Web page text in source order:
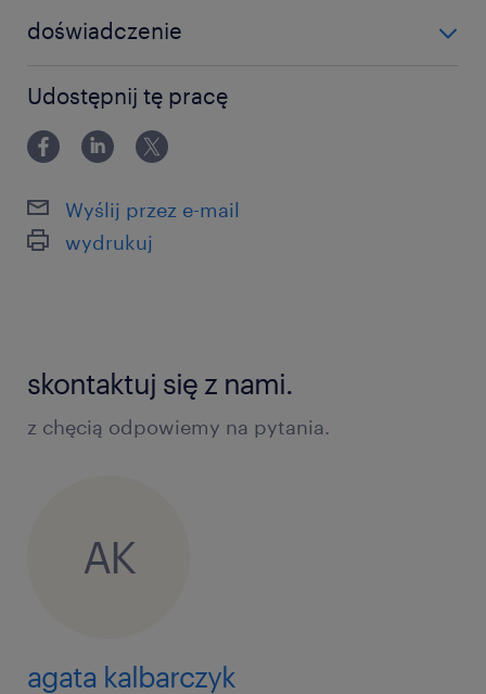
doświadczenie
Udostępnij tę pracę
Wyślij przez e-mail
wydrukuj
skontaktuj się z nami.
z chęcią odpowiemy na pytania.
AK
agata kalbarczyk